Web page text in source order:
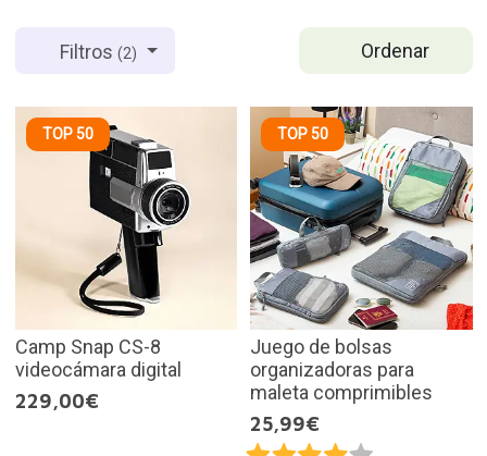
Ordenar
Filtros(2)
TOP 50
Camp Snap CS-8
videocámara digital
229,00€
TOP 50
Juego de bolsas
organizadoras para
maleta comprimibles
25,99€